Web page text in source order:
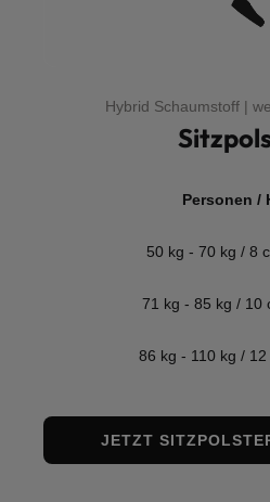
Hybrid Schaumstoff |
Personen /
50 kg - 70 kg / 8
71 kg - 85 kg / 10
86 kg - 110 kg /
JETZT